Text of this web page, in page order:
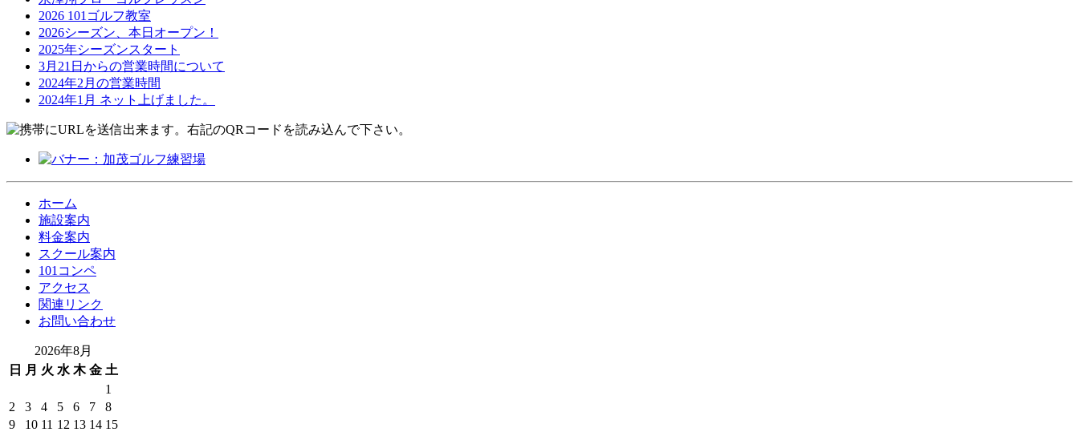
2026 101ゴルフ教室
2026シーズン、本日オープン！
2025年シーズンスタート
3月21日からの営業時間について
2024年2月の営業時間
2024年1月 ネット上げました。
ホーム
施設案内
料金案内
スクール案内
101コンペ
アクセス
関連リンク
お問い合わせ
2026年8月
日
月 火 水 木 金 土
1
2
3 4 5 6 7
8
9
10 11 12 13 14 15